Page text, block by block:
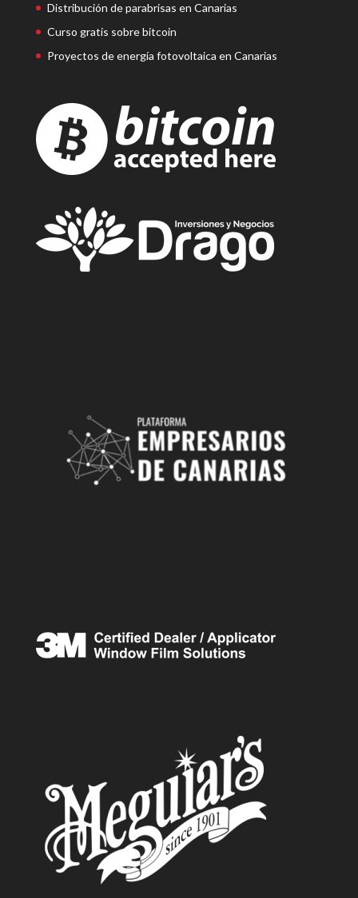
Distribución de parabrisas en Canarias
Curso gratis sobre bitcoin
Proyectos de energía fotovoltaica en Canarias